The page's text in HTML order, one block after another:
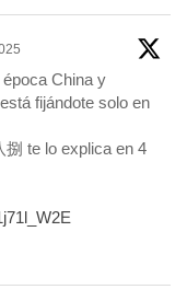
China y
fijándote solo en
捌 te lo explica en 4